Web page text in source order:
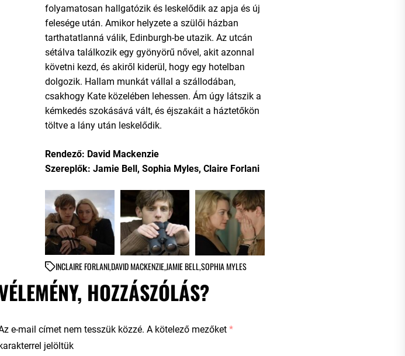
folyamatosan hallgatózik és leskelődik az apja és új
felesége után. Amikor helyzete a szülői házban
tarthatatlanná válik, Edinburgh-be utazik. Az utcán
sétálva találkozik egy gyönyörű nővel, akit azonnal
követni kezd, és akiről kiderül, hogy egy hotelban
dolgozik. Hallam munkát vállal a szállodában,
csakhogy Kate közelében lehessen. Ám úgy látszik a
kémkedés szokásává vált, és éjszakáit a háztetőkön
töltve a lány után leskelődik.
Rendező: David Mackenzie
Szereplők: Jamie Bell, Sophia Myles, Claire Forlani
INCLAIRE FORLANI,DAVID MACKENZIE,JAMIE BELL,SOPHIA MYLES
HOZZÁSZÓLÁS?
e-mail címet nem tesszük közzé. A kötelező mezőket *
jelöltük